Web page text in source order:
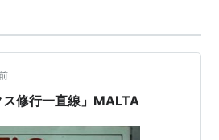
ス修行一直線」MALTA